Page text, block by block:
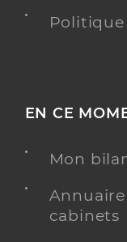
EN CE
Mon
cabinets